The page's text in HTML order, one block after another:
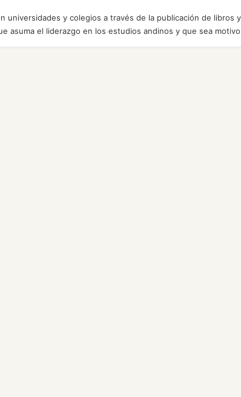
y colegios a través de la publicación de libros
asuma el liderazgo en los estudios andinos y que sea